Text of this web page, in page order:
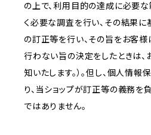
の上で、利用目的の達成に必要
く必要な調査を行い、その結果に
の訂正等を行い、その旨をお客様
行わない旨の決定をしたときは
知いたします。）。但し、個人情
り、当ショップが訂正等の義務を
ではありません。